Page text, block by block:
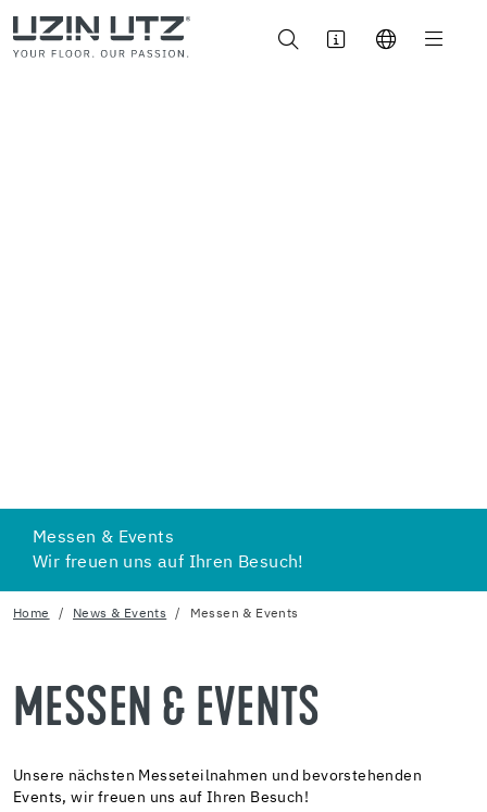
Messen & Events
Wir freuen uns auf Ihren Besuch!
Home News & Events Messen & Events
MESSEN & EVENTS
Unsere nächsten Messeteilnahmen und bevorstehenden
Events, wir freuen uns auf Ihren Besuch!